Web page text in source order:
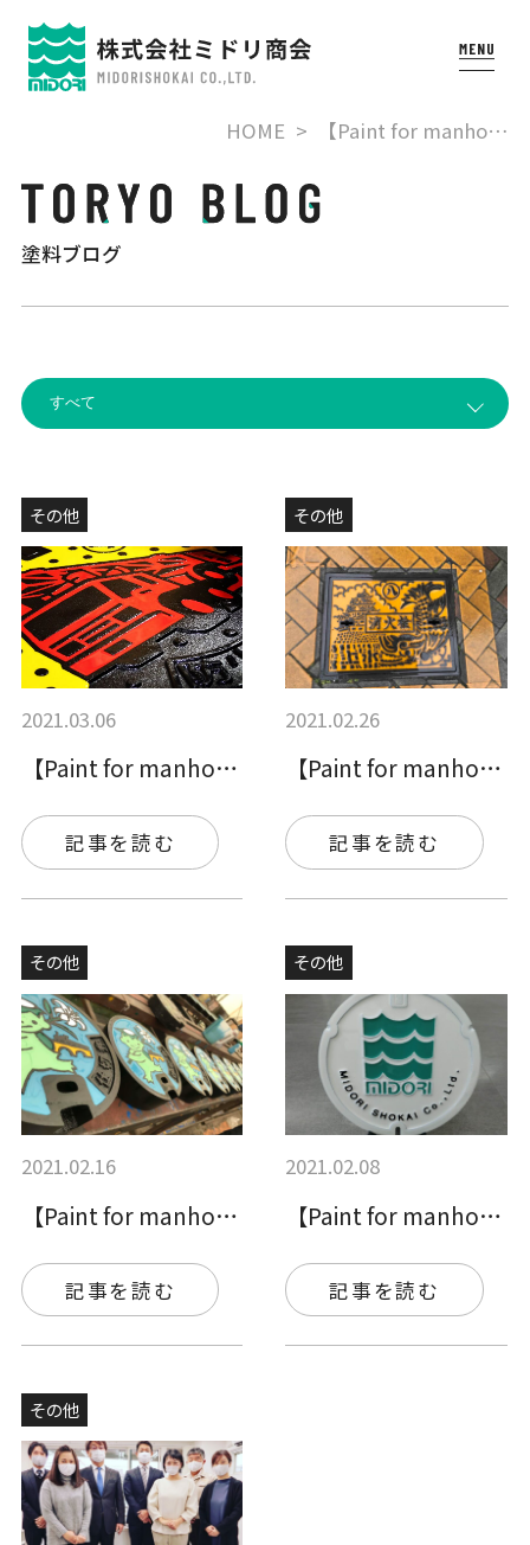
HOME 【Paint for manho…
塗料ブログ
その他
2021.03.06
【Paint for manhole c…
記事を読む
その他
2021.02.26
【Paint for manhole c…
記事を読む
その他
2021.02.16
【Paint for manhole c…
記事を読む
その他
2021.02.08
【Paint for manhole c…
記事を読む
その他